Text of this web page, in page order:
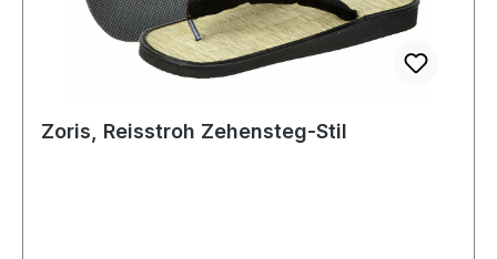
Zoris, Reisstroh Zehensteg-Stil